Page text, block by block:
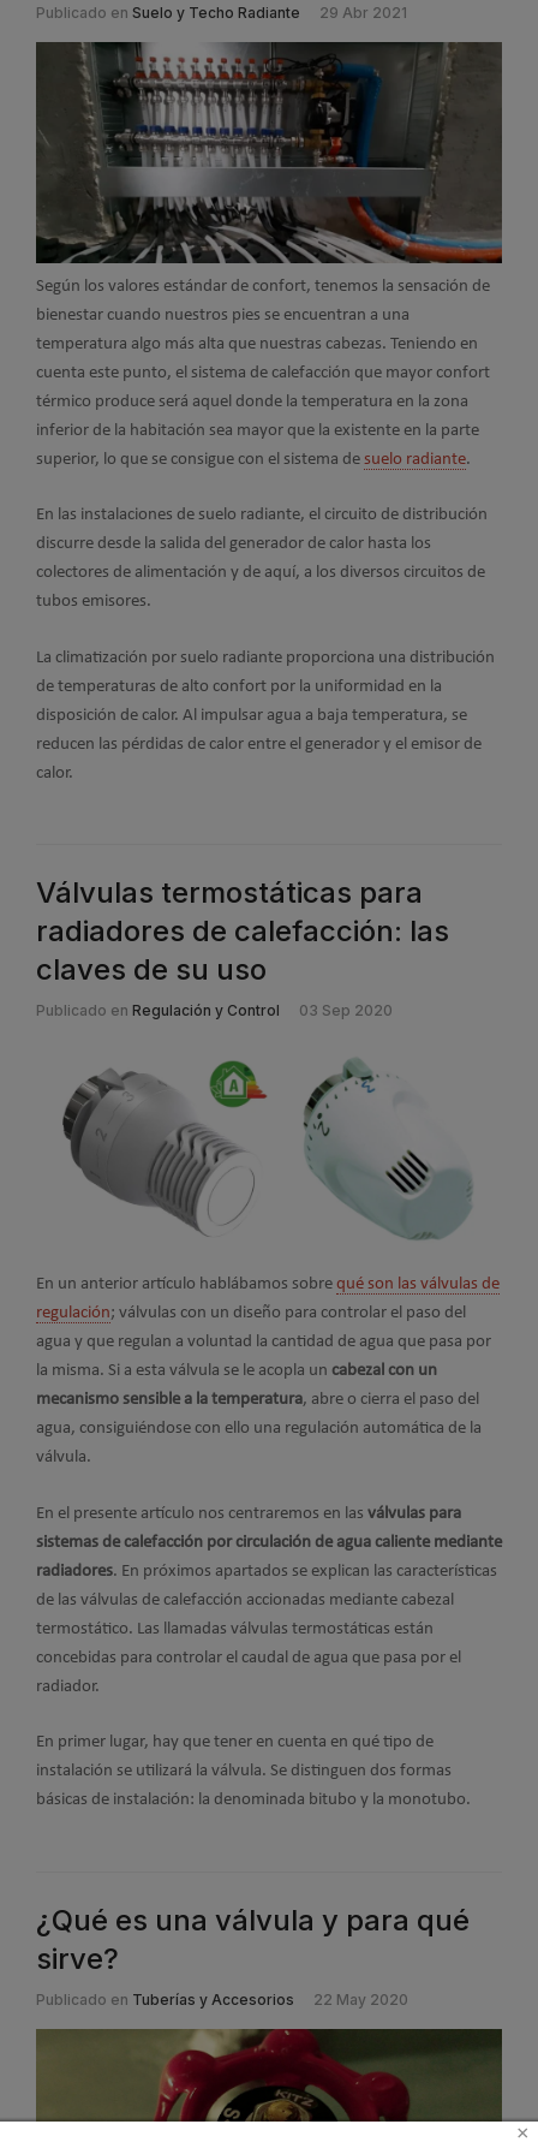
Publicado en Suelo y Techo Radiante 29 Abr 2021
Según los valores estándar de confort, tenemos la sensación de
bienestar cuando nuestros pies se encuentran a una
temperatura algo más alta que nuestras cabezas. Teniendo en
cuenta este punto, el sistema de calefacción que mayor confort
térmico produce será aquel donde la temperatura en la zona
inferior de la habitación sea mayor que la existente en la parte
superior, lo que se consigue con el sistema de suelo radiante.
En las instalaciones de suelo radiante, el circuito de distribución
discurre desde la salida del generador de calor hasta los
colectores de alimentación y de aquí, a los diversos circuitos de
tubos emisores.
La climatización por suelo radiante proporciona una distribución
de temperaturas de alto confort por la uniformidad en la
disposición de calor. Al impulsar agua a baja temperatura, se
reducen las pérdidas de calor entre el generador y el emisor de
calor.
Válvulas termostáticas para
radiadores de calefacción: las
claves de su uso
Publicado en Regulación y Control 03 Sep 2020
En un anterior artículo hablábamos sobre qué son las válvulas de
regulación; válvulas con un diseño para controlar el paso del
agua y que regulan a voluntad la cantidad de agua que pasa por
la misma. Si a esta válvula se le acopla un cabezal con un
mecanismo sensible a la temperatura, abre o cierra el paso del
agua, consiguiéndose con ello una regulación automática de la
válvula.
En el presente artículo nos centraremos en las válvulas para
sistemas de calefacción por circulación de agua caliente mediante
radiadores. En próximos apartados se explican las características
de las válvulas de calefacción accionadas mediante cabezal
termostático. Las llamadas válvulas termostáticas están
concebidas para controlar el caudal de agua que pasa por el
radiador.
En primer lugar, hay que tener en cuenta en qué tipo de
instalación se utilizará la válvula. Se distinguen dos formas
básicas de instalación: la denominada bitubo y la monotubo.
¿Qué es una válvula y para qué
sirve?
Publicado en Tuberías y Accesorios 22 May 2020
×